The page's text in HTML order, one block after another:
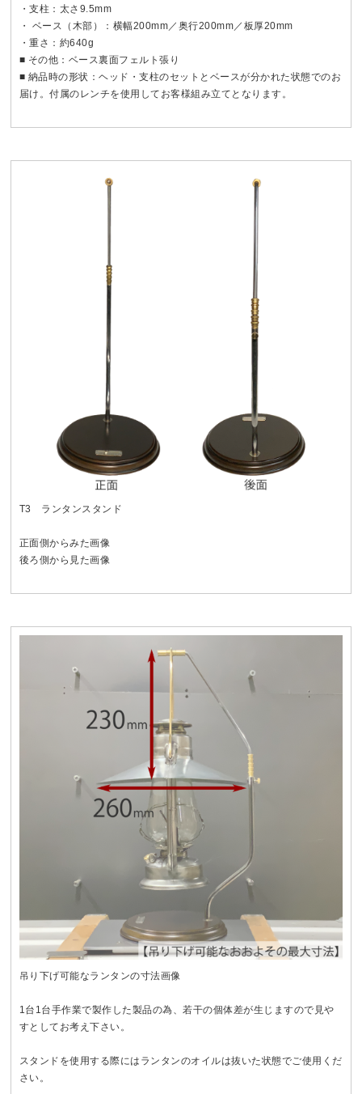
・支柱：太さ9.5mm
・ ベース（木部）：横幅200mm／奥行200mm／板厚20mm
・重さ：約640g
■ その他：ベース裏面フェルト張り
■ 納品時の形状：ヘッド・支柱のセットとベースが分かれた状態でのお
届け。付属のレンチを使用してお客様組み立てとなります。
T3 ランタンスタンド
正面側からみた画像
後ろ側から見た画像
吊り下げ可能なランタンの寸法画像
1台1台手作業で製作した製品の為、若干の個体差が生じますので見や
すとしてお考え下さい。
スタンドを使用する際にはランタンのオイルは抜いた状態でご使用くだ
さい。